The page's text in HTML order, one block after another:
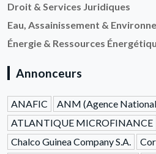
Droit & Services Juridiques
Eau, Assainissement &
Énergie & Ressources
Annonceurs
ANAFIC
ANM (Agence
ATLANTIQUE MICROFINANCE
Chalco Guinea Company S.A.